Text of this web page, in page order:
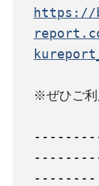
https://
※ぜひご利
--------